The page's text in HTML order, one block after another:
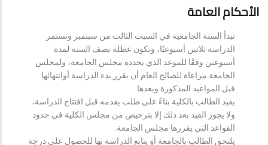
الأحكام العامة
تبدأ السنة الجامعية في السبت الثالث من سبتمبر وتستمر
الدراسة ثلاثين أسبوعيًا، وتكون عطلة نصف السنة لمدة
أسبوعين وفقًا للموعد الذي يحدده مجلس الجامعة، ولمجلس
الجامعة مراعاة للصالح العام أن يقرر بدء الدراسة أوانتهائها
قبل المواعيد المذكورة وبعدها.
يقيد الطالب بالكلية بناءً على طلب يقدمه قبل افتتاح الدراسة،
ولا يجوز القيد بعد ذلك إلا بترخيص من مجلس الكلية في حدود
القواعد التي يقررها مجلس الجامعة.
يلتحق الطالب بالجامعة أو يتابع الدراسة بها للحصول على درجة